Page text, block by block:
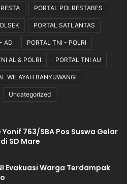
PORTAL POLRESTABES
PORTAL SATLANTAS
AD PORTAL TNI - POLRI
AL & POLRI PORTAL TNI AU
WILAYAH BANYUWANGI
Uncategorized
763/SBA Pos Suswa Gelar
SD Mare
Evakuasi Warga Terdampak